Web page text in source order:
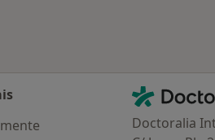
Doctoralia -
Doctoralia